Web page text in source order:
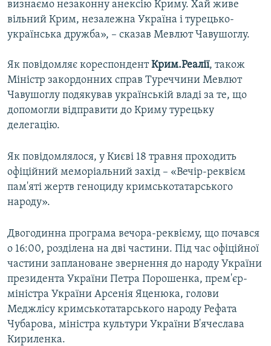
визнаємо незаконну анексію Криму. Хай живе
вільний Крим, незалежна Україна і турецько-
українська дружба», – сказав Мевлют Чавушоглу.
Як повідомляє кореспондентКрим.Реалії, також
Міністр закордонних справ Туреччини Мевлют
Чавушоглу подякував українській владі за те, що
допомогли відправити до Криму турецьку
делегацію.
Як повідомлялося, у Києві 18 травня проходить
офіційний меморіальний захід – «Вечір-реквієм
пам'яті жертв геноциду кримськотатарського
народу».
Двогодинна програма вечора-реквієму, що почався
о 16:00, розділена на дві частини. Під час офіційної
частини заплановане звернення до народу України
президента України Петра Порошенка, прем'єр-
міністра України Арсенія Яценюка, голови
Меджлісу кримськотатарського народу Рефата
Чубарова, міністра культури України В'ячеслава
Кириленка.